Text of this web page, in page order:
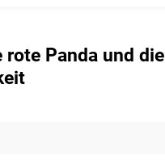
rote Panda und die